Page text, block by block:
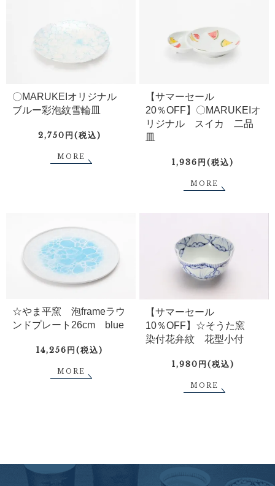
〇MARUKEIオリジナル
ブルー彩泡紋雪輪皿
2,750円(税込)
MORE
【サマーセール
20％OFF】〇MARUKEIオ
リジナル スイカ 二品
皿
1,936円(税込)
MORE
☆やま平窯 泡frameラウ
ンドプレート26cm blue
14,256円(税込)
MORE
【サマーセール
10％OFF】☆そうた窯
染付花弁紋 花型小付
1,980円(税込)
MORE